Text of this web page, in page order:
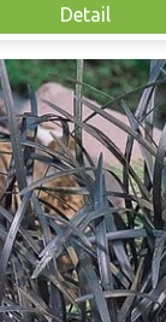
Detail